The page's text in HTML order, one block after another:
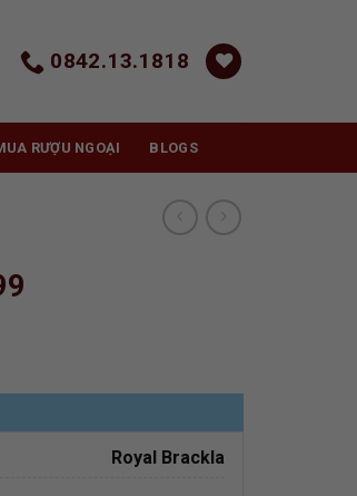
0842.13.1818
RƯỢU NGOẠI BLOGS
Royal Brackla